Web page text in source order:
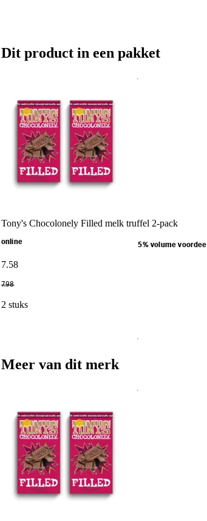
Dit product in een pakket
Tony's Chocolonely Filled melk truffel 2-pack
online 5% volume voordeel
7.58
7.98
2 stuks
Meer van dit merk